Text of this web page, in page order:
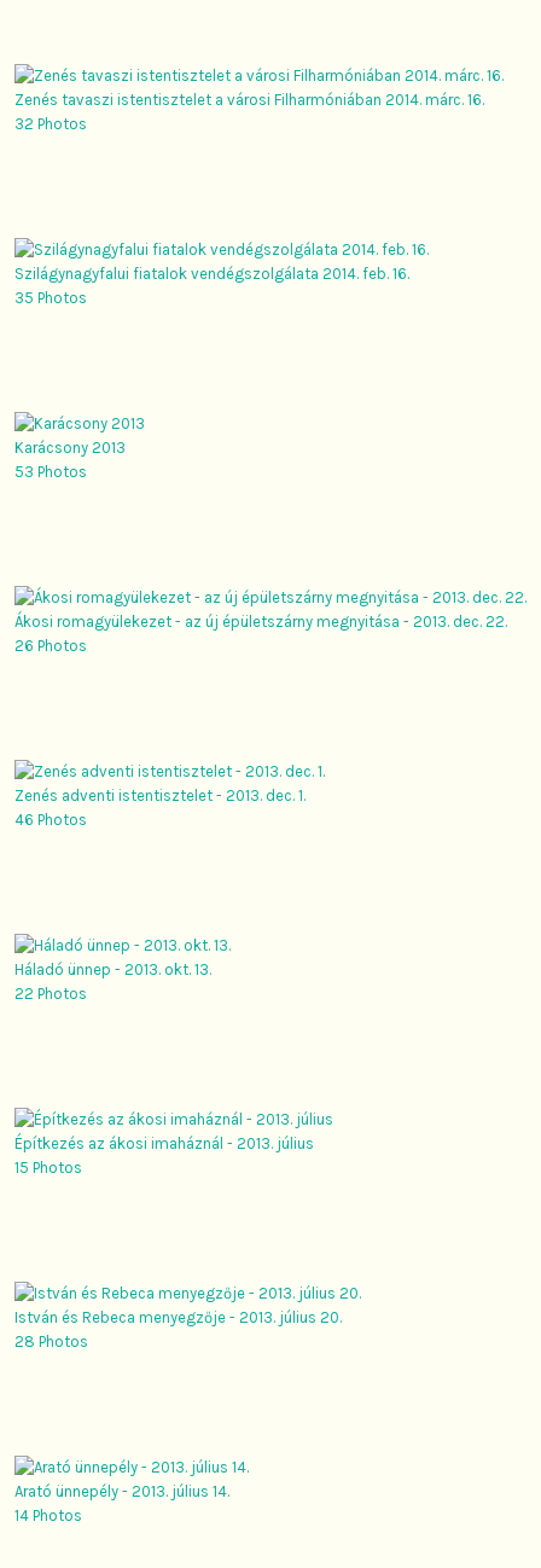
Zenés tavaszi istentisztelet a városi Filharmóniában 2014. márc. 16.
32 Photos
Szilágynagyfalui fiatalok vendégszolgálata 2014. feb. 16.
35 Photos
Karácsony 2013
53 Photos
Ákosi romagyülekezet - az új épületszárny megnyitása - 2013. dec. 22.
26 Photos
Zenés adventi istentisztelet - 2013. dec. 1.
46 Photos
Háladó ünnep - 2013. okt. 13.
22 Photos
Építkezés az ákosi imaháznál - 2013. július
15 Photos
István és Rebeca menyegzője - 2013. július 20.
28 Photos
Arató ünnepély - 2013. július 14.
14 Photos